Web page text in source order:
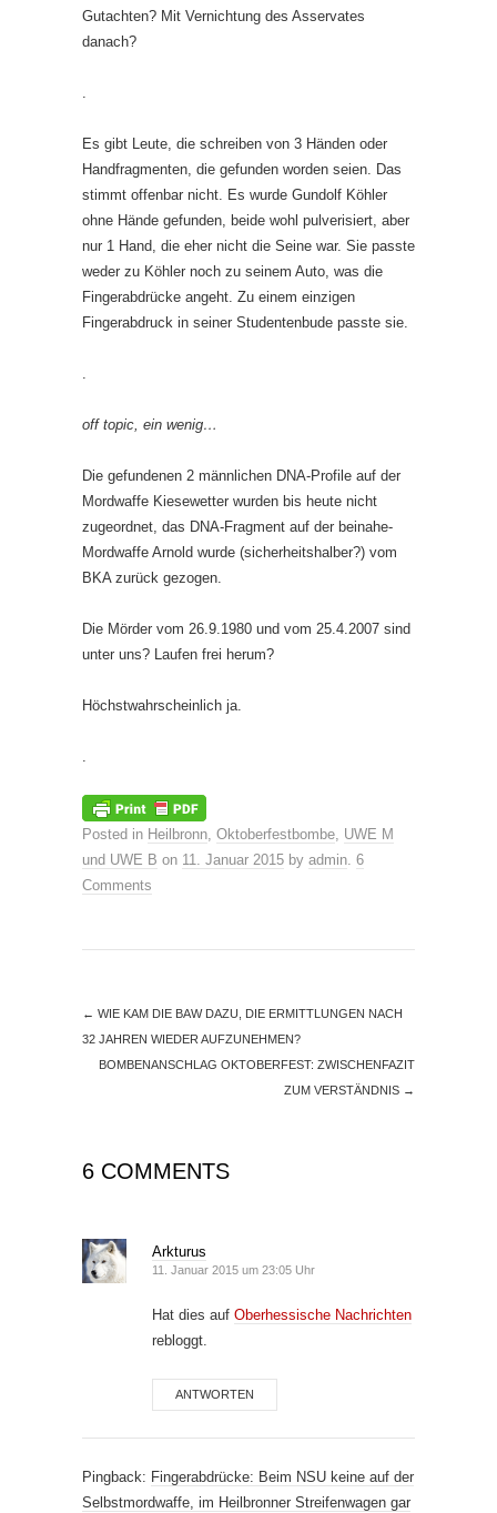
Gutachten? Mit Vernichtung des Asservates
danach?
Es gibt Leute, die schreiben von 3 Händen oder
Handfragmenten, die gefunden worden seien. Das
stimmt offenbar nicht. Es wurde Gundolf Köhler
ohne Hände gefunden, beide wohl pulverisiert, aber
nur 1 Hand, die eher nicht die Seine war. Sie passte
weder zu Köhler noch zu seinem Auto, was die
Fingerabdrücke angeht. Zu einem einzigen
Fingerabdruck in seiner Studentenbude passte sie.
off topic, ein wenig…
Die gefundenen 2 männlichen DNA-Profile auf der
Mordwaffe Kiesewetter wurden bis heute nicht
zugeordnet, das DNA-Fragment auf der beinahe-
Mordwaffe Arnold wurde (sicherheitshalber?) vom
BKA zurück gezogen.
Die Mörder vom 26.9.1980 und vom 25.4.2007 sind
unter uns? Laufen frei herum?
Höchstwahrscheinlich ja.
Posted in Heilbronn, Oktoberfestbombe, UWE M
und UWE B on 11. Januar 2015 by admin. 6
Comments
← WIE KAM DIE BAW DAZU, DIE ERMITTLUNGEN NACH
32 JAHREN WIEDER AUFZUNEHMEN?
BOMBENANSCHLAG OKTOBERFEST: ZWISCHENFAZIT
ZUM VERSTÄNDNIS →
6 COMMENTS
Arkturus
11. Januar 2015 um 23:05 Uhr
Hat dies auf Oberhessische Nachrichten
rebloggt.
ANTWORTEN
Pingback: Fingerabdrücke: Beim NSU keine auf der
Selbstmordwaffe, im Heilbronner Streifenwagen gar